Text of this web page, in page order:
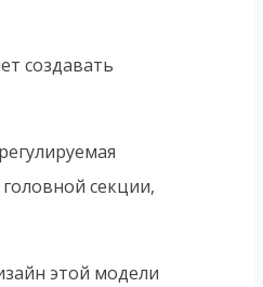
создавать
секции,
этой модели